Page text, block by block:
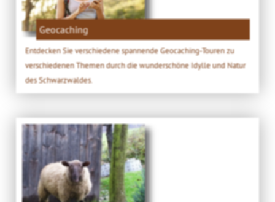
Geocaching
Entdecken Sie verschiedene spannende Geocaching-Touren zu
verschiedenen Themen durch die wunderschöne Idylle und Natur
des Schwarzwaldes.